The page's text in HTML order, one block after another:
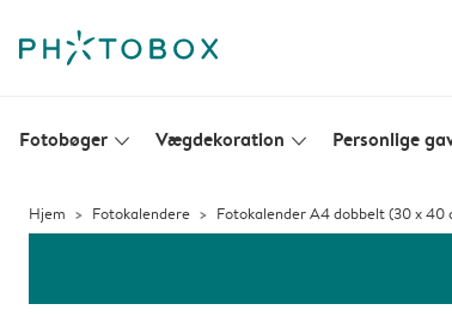
Fotobøger slim_arrow_down Vægdekoration slim_arrow_down Personlige
Hjem Fotokalendere Fotokalender A4 dobbelt (30 x 40